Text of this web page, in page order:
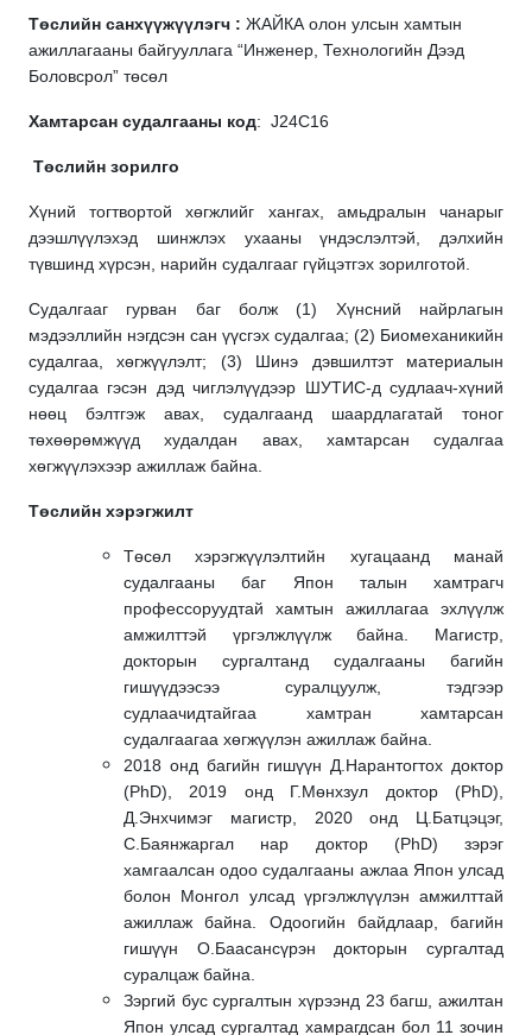
Төслийн санхүүжүүлэгч : ЖАЙКА олон улсын хамтын
ажиллагааны байгууллага “Инженер, Технологийн Дээд
Боловсрол” төсөл
Хамтарсан судалгааны код: J24C16
Төслийн зорилго
Хүний тогтвортой хөгжлийг хангах, амьдралын чанарыг
дээшлүүлэхэд шинжлэх ухааны үндэслэлтэй, дэлхийн
түвшинд хүрсэн, нарийн судалгааг гүйцэтгэх зорилготой.
Судалгааг гурван баг болж (1) Хүнсний найрлагын
мэдээллийн нэгдсэн сан үүсгэх судалгаа; (2) Биомеханикийн
судалгаа, хөгжүүлэлт; (3) Шинэ дэвшилтэт материалын
судалгаа гэсэн дэд чиглэлүүдээр ШУТИС-д судлаач-хүний
нөөц бэлтгэж авах, судалгаанд шаардлагатай тоног
төхөөрөмжүүд худалдан авах, хамтарсан судалгаа
хөгжүүлэхээр ажиллаж байна.
Төслийн хэрэгжилт
Төсөл хэрэгжүүлэлтийн хугацаанд манай
судалгааны баг Япон талын хамтрагч
профессоруудтай хамтын ажиллагаа эхлүүлж
амжилттэй үргэлжлүүлж байна. Магистр,
докторын сургалтанд судалгааны багийн
гишүүдээсээ суралцуулж, тэдгээр
судлаачидтайгаа хамтран хамтарсан
судалгаагаа хөгжүүлэн ажиллаж байна.
2018 онд багийн гишүүн Д.Нарантогтох доктор
(PhD), 2019 онд Г.Мөнхзул доктор (PhD),
Д.Энхчимэг магистр, 2020 онд Ц.Батцэцэг,
С.Баянжаргал нар доктор (PhD) зэрэг
хамгаалсан одоо судалгааны ажлаа Япон улсад
болон Монгол улсад үргэлжлүүлэн амжилттай
ажиллаж байна. Одоогийн байдлаар, багийн
гишүүн О.Баасансүрэн докторын сургалтад
суралцаж байна.
Зэргий бус сургалтын хүрээнд 23 багш, ажилтан
Япон улсад сургалтад хамрагдсан бол 11 зочин